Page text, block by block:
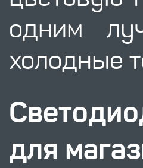
одним
холодные
для